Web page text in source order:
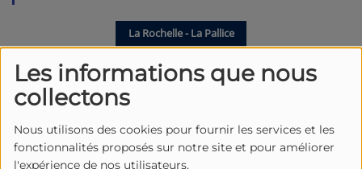
Les informations que nous
collectons
Nous utilisons des cookies pour fournir les services et les
fonctionnalités proposés sur notre site et pour améliorer
l'expérience de nos utilisateurs.